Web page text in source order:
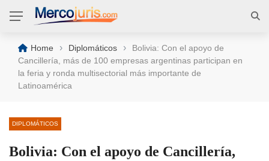
Home › Diplomáticos ›
Bolivia: Con el apoyo de
Cancillería, más de 100 empresas argentinas participan en
la feria y ronda multisectorial más importante de
Latinoamérica
DIPLOMÁTICOS
Bolivia: Con el apoyo de Cancillería,